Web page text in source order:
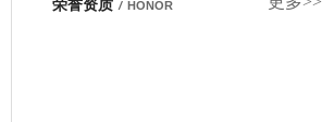
荣誉资质 / HONOR